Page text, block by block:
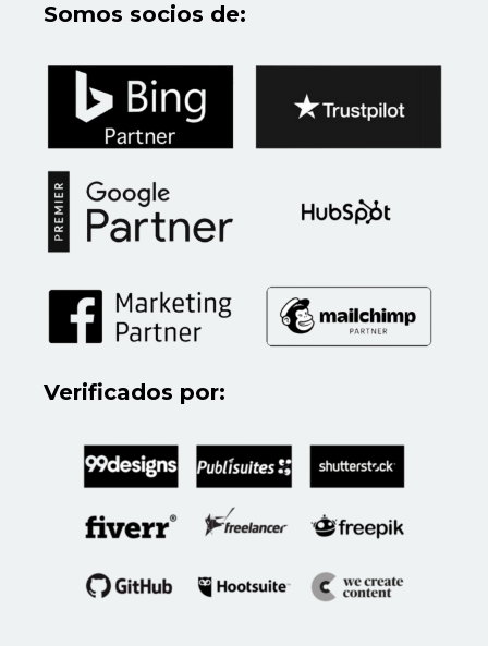
Somos socios de:
Verificados por: